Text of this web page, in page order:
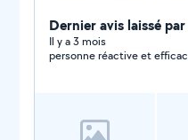
Dernier avis laissé
Il y a 3 mois
personne réactive et